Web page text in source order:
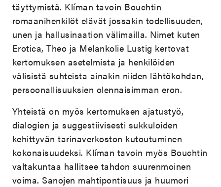
täyttymistä. Klíman tavoin Bouchtin
romaanihenkilöt elävät jossakin todellisuuden,
unen ja hallusinaation välimailla. Nimet kuten
Erotica, Theo ja Melankolie Lustig kertovat
kertomuksen asetelmista ja henkilöiden
välisistä suhteista ainakin niiden lähtökohdan,
persoonallisuuksien olennaisimman eron.
Yhteistä on myös kertomuksen ajatustyö,
dialogien ja suggestiivisesti sukkuloiden
kehittyvän tarinaverkoston kutoutuminen
kokonaisuudeksi. Klíman tavoin myös Bouchtin
valtakuntaa hallitsee tahdon suurenmoinen
voima. Sanojen mahtipontisuus ja huumori